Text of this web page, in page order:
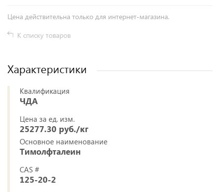
Цена действительна только для интернет-магазина.
К списку товаров
Характеристики
Квалификация
ЧДА
Цена за ед. изм.
25277.30 руб./кг
Основное наименование
Тимолфталеин
CAS #
125-20-2